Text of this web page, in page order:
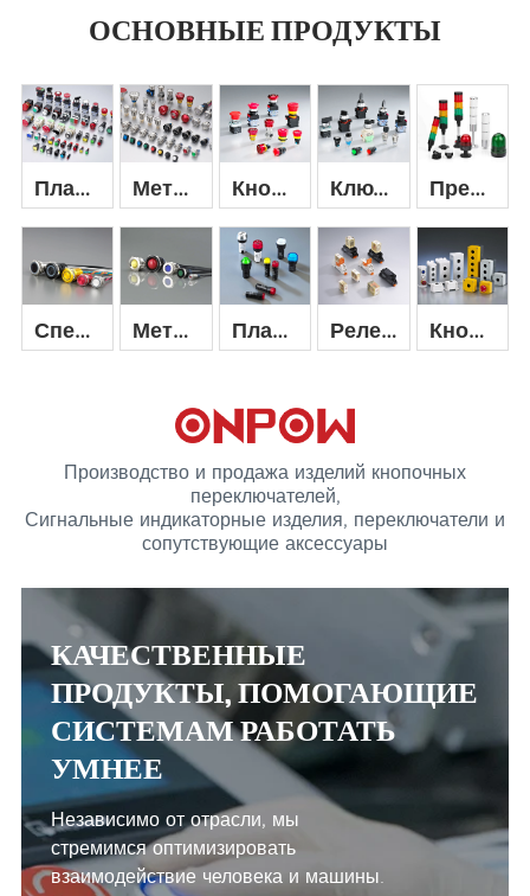
ОСНОВНЫЕ ПРОДУКТЫ
Пластиковая кнопка-переключатель Металлическая кнопочная клавиша Кнопка аварийной остановки Ключ и селекторный переключатель Предупреждающий сигнал
Специальная кнопка и переключатель Металлический индикатор Пластиковый индикатор Реле и переключатель промышленного управления Кнопочный переключатель
Производство и продажа изделий кнопочных
переключателей,
Сигнальные индикаторные изделия, переключатели и
сопутствующие аксессуары
КАЧЕСТВЕННЫЕ
ПРОДУКТЫ, ПОМОГАЮЩИЕ
СИСТЕМАМ РАБОТАТЬ
УМНЕЕ
Независимо от отрасли, мы
стремимся оптимизировать
взаимодействие человека и машины.